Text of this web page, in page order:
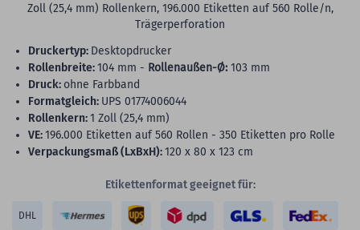
Zoll (25,4 mm) Rollenkern, 196.000 Etiketten auf 560 Rolle/n,
Trägerperforation
Druckertyp: Desktopdrucker
Rollenbreite:104 mm - Rollenaußen-Ø: 103 mm
Druck: ohne Farbband
Formatgleich: UPS 01774006044
Rollenkern:1 Zoll (25,4 mm)
VE:196.000 Etiketten auf 560 Rollen - 350 Etiketten pro Rolle
Verpackungsmaß (LxBxH):120 x 80 x 123 cm
Etikettenformat geeignet für:
DHL